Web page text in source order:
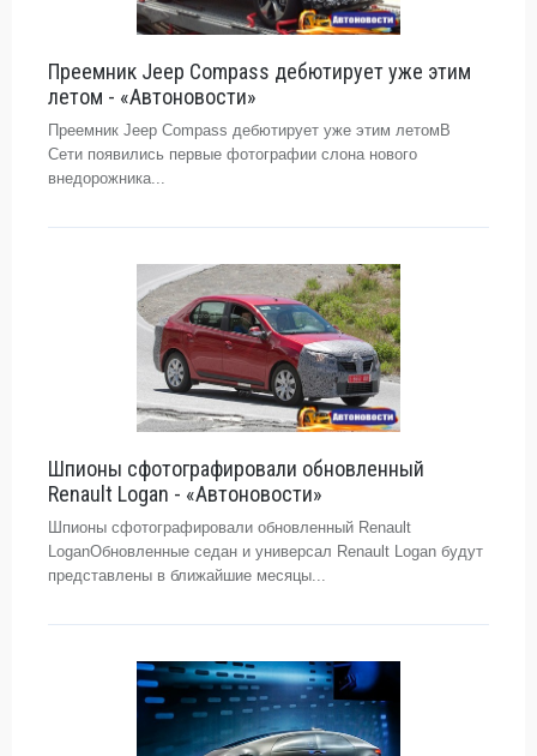
Преемник Jeep Compass дебютирует уже этим
летом - «Автоновости»
Преемник Jeep Compass дебютирует уже этим летомВ
Сети появились первые фотографии слона нового
внедорожника...
Шпионы сфотографировали обновленный
Renault Logan - «Автоновости»
Шпионы сфотографировали обновленный Renault
LoganОбновленные седан и универсал Renault Logan будут
представлены в ближайшие месяцы...